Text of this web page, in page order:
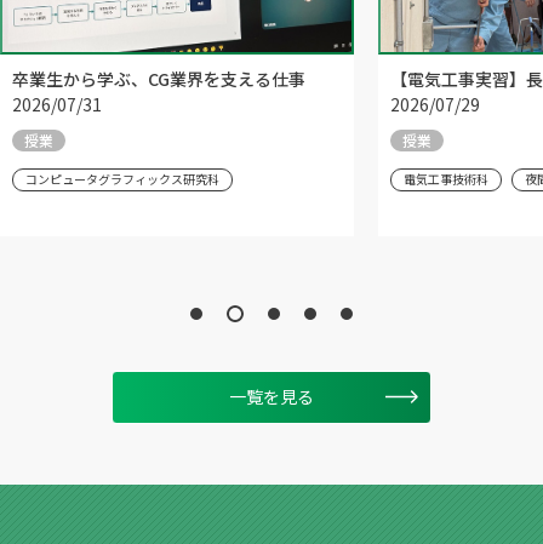
卒業生から学ぶ、CG業界を支える仕事
2026/07/31
授業
コンピュータグラフィックス研究科
【電気工事実習】
2026/07/29
授業
電気工事技術科 夜
一覧を見る